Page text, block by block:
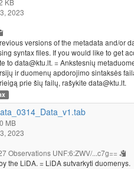
KB
2023
versions of the metadata and/or
syntax files. If you would like to get
to data@ktu.lt. = Ankstesnių
ir duomenų apdorojimo sintaksės
prie šių failų, rašykite data@ktu.lt.
MB
2023
Observations UNF:6:ZWV/...c7g==
the LiDA. = LiDA sutvarkyti duomenys.